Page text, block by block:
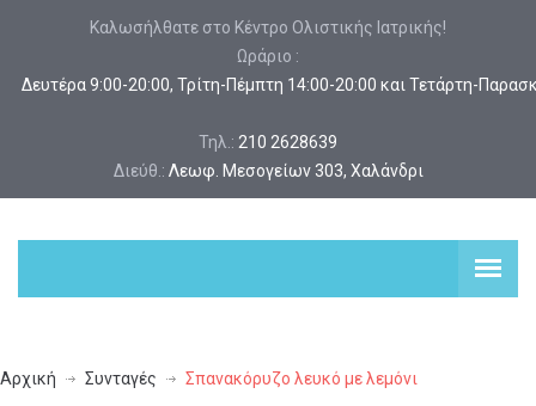
Καλωσήλθατε στο Κέντρο Ολιστικής Ιατρικής!
Ωράριο :
Δευτέρα 9:00-20:00, Τρίτη-Πέμπτη 14:00-20:00 και Τετάρτη-
Τηλ.: 210 2628639
Διεύθ.: Λεωφ. Μεσογείων 303, Χαλάνδρι
Αρχική Συνταγές Σπανακόρυζο λευκό με λεμόνι